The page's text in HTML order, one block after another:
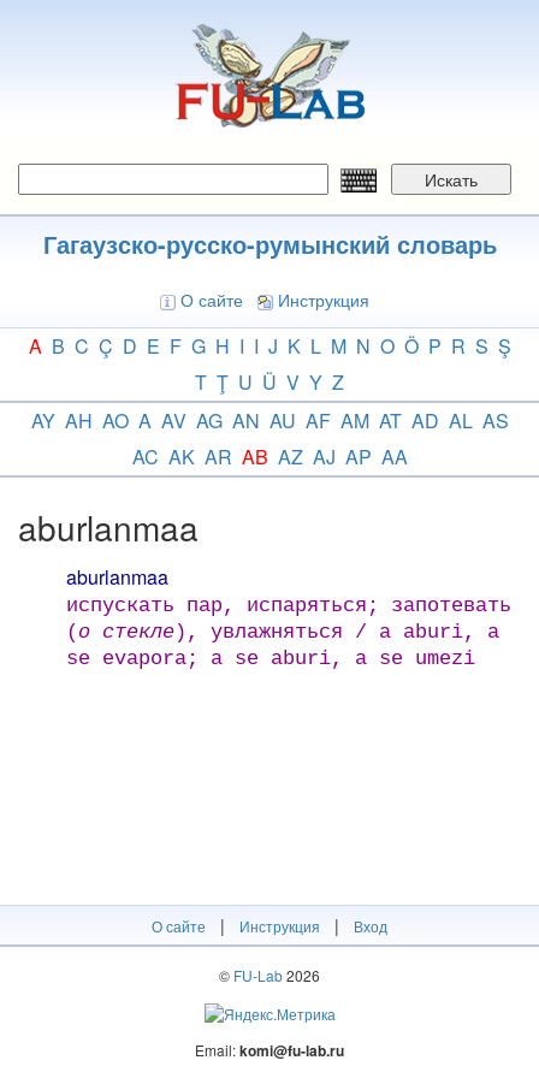
Искать
Гагаузско-русско-румынский словарь
О сайте Инструкция
A B C Ç D E F G H I I J K L M N O Ö P R S Ş
T Ţ U Ü V Y Z
AY AH AO A AV AG AN AU AF AM AT AD AL AS
AC AK AR AB AZ AJ AP AA
aburlanmaa
aburlanmaa
испускать пар, испаряться; запотевать
(о стекле), увлажняться / a aburi, a
se evapora; a se aburi, a se umezi
О сайте | Инструкция | Вход
© FU-Lab2026
Email:komi@fu-lab.ru